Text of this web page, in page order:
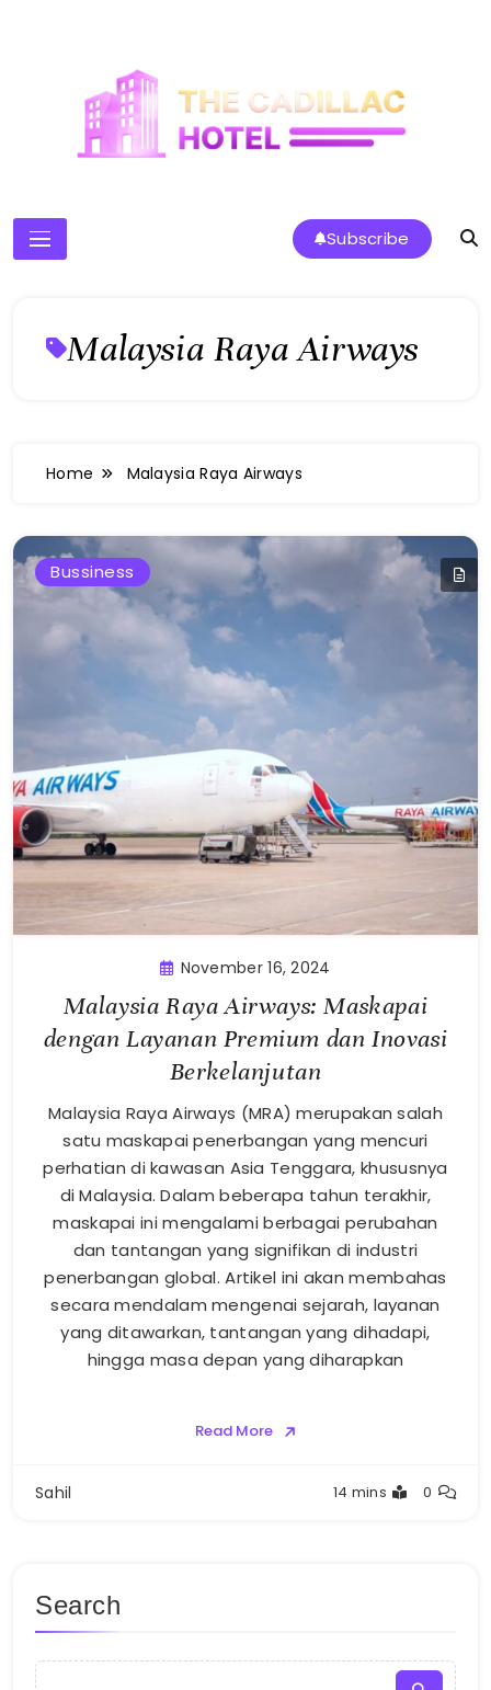
The Cadillac Hotel
Subscribe
Malaysia Raya Airways
Home Malaysia Raya Airways
Bussiness
November 16, 2024
Malaysia Raya Airways: Maskapai
dengan Layanan Premium dan Inovasi
Berkelanjutan
Malaysia Raya Airways (MRA) merupakan salah
satu maskapai penerbangan yang mencuri
perhatian di kawasan Asia Tenggara, khususnya
di Malaysia. Dalam beberapa tahun terakhir,
maskapai ini mengalami berbagai perubahan
dan tantangan yang signifikan di industri
penerbangan global. Artikel ini akan membahas
secara mendalam mengenai sejarah, layanan
yang ditawarkan, tantangan yang dihadapi,
hingga masa depan yang diharapkan
Read More
Sahil 14 mins 0
Search